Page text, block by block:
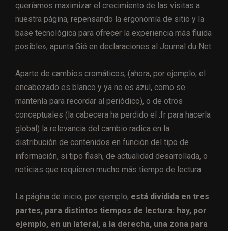
queríamos maximizar el crecimiento de las visitas a
nuestra página, repensando la ergonomía de sitio y la
base tecnológica para ofrecer la experiencia más fluida
posible», apunta Gié en declaraciones al Journal du Net.
Aparte de cambios cromáticos, (ahora, por ejemplo, el
encabezado es blanco y ya no es azul, como se
mantenía para recordar al periódico), o de otros
conceptuales (la cabecera ha perdido el .fr para hacerla
global) la relevancia del cambio radica en la
distribución de contenidos en función del tipo de
información, si tipo flash, de actualidad desarrollada, o
noticias que requieren mucho más tiempo de lectura.
La página de inicio, por ejemplo, está dividida en tres
partes, para distintos tiempos de lectura: hay, por
ejemplo, en un lateral, a la derecha, una zona para